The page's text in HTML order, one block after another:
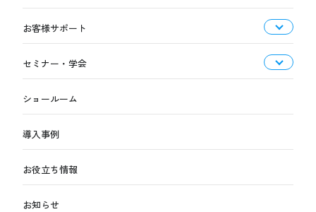
お客様サポート
セミナー・学会
ショールーム
導入事例
お役立ち情報
お知らせ